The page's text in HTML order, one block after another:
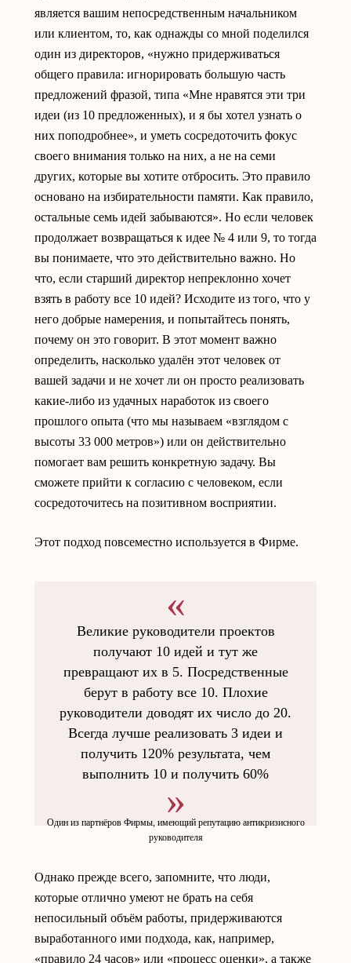
является вашим непосредственным начальником
или клиентом, то, как однажды со мной поделился
один из директоров, «нужно придерживаться
общего правила: игнорировать большую часть
предложений фразой, типа «Мне нравятся эти три
идеи (из 10 предложенных), и я бы хотел узнать о
них поподробнее», и уметь сосредоточить фокус
своего внимания только на них, а не на семи
других, которые вы хотите отбросить. Это правило
основано на избирательности памяти. Как правило,
остальные семь идей забываются». Но если человек
продолжает возвращаться к идее № 4 или 9, то тогда
вы понимаете, что это действительно важно. Но
что, если старший директор непреклонно хочет
взять в работу все 10 идей? Исходите из того, что у
него добрые намерения, и попытайтесь понять,
почему он это говорит. В этот момент важно
определить, насколько удалён этот человек от
вашей задачи и не хочет ли он просто реализовать
какие-либо из удачных наработок из своего
прошлого опыта (что мы называем «взглядом с
высоты 33 000 метров») или он действительно
помогает вам решить конкретную задачу. Вы
сможете прийти к согласию с человеком, если
сосредоточитесь на позитивном восприятии.
Этот подход повсеместно используется в Фирме.
Великие руководители проектов
получают 10 идей и тут же
превращают их в 5. Посредственные
берут в работу все 10. Плохие
руководители доводят их число до 20.
Всегда лучше реализовать 3 идеи и
получить 120% результата, чем
выполнить 10 и получить 60%
Один из партнёров Фирмы, имеющий репутацию антикризисного
руководителя
Однако прежде всего, запомните, что люди,
которые отлично умеют не брать на себя
непосильный объём работы, придерживаются
выработанного ими подхода, как, например,
«правило 24 часов» или «процесс оценки», а также